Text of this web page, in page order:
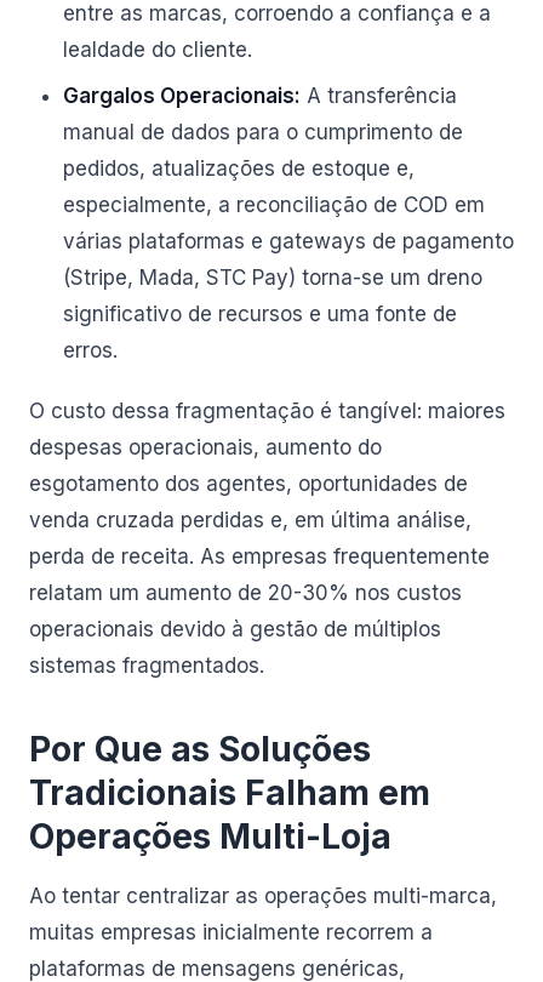
entre as marcas, corroendo a confiança e a
lealdade do cliente.
Gargalos Operacionais: A transferência
manual de dados para o cumprimento de
pedidos, atualizações de estoque e,
especialmente, a reconciliação de COD em
várias plataformas e gateways de pagamento
(Stripe, Mada, STC Pay) torna-se um dreno
significativo de recursos e uma fonte de
erros.
O custo dessa fragmentação é tangível: maiores
despesas operacionais, aumento do
esgotamento dos agentes, oportunidades de
venda cruzada perdidas e, em última análise,
perda de receita. As empresas frequentemente
relatam um aumento de 20-30% nos custos
operacionais devido à gestão de múltiplos
sistemas fragmentados.
Por Que as Soluções
Tradicionais Falham em
Operações Multi-Loja
Ao tentar centralizar as operações multi-marca,
muitas empresas inicialmente recorrem a
plataformas de mensagens genéricas,